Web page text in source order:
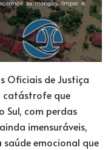
Oficiais de Justiça
que
Sul, com perdas
imensuráveis,
emocional que